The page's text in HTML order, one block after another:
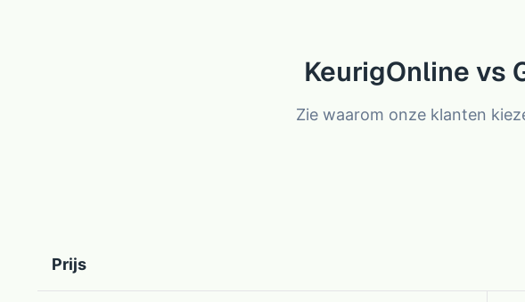
KeurigOnline vs
Zie waarom onze klanten
Prijs